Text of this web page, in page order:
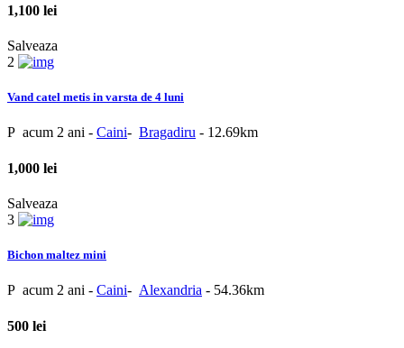
1,100 lei
Salveaza
2
Vand catel metis in varsta de 4 luni
P acum 2 ani - Caini- Bragadiru - 12.69km
1,000 lei
Salveaza
3
Bichon maltez mini
P acum 2 ani - Caini- Alexandria - 54.36km
500 lei